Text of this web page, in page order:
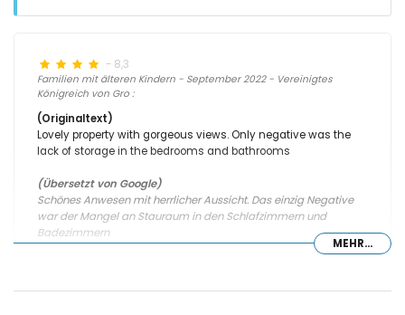
- 8,3
Familien mit älteren Kindern - September 2022 - Vereinigtes
Königreich von Gro :
(Originaltext)
Lovely property with gorgeous views. Only negative was the
lack of storage in the bedrooms and bathrooms
(Übersetzt von Google)
Schönes Anwesen mit herrlicher Aussicht. Das einzig Negative
war der Mangel an Stauraum in den Schlafzimmern und
Badezimmern
MEHR...